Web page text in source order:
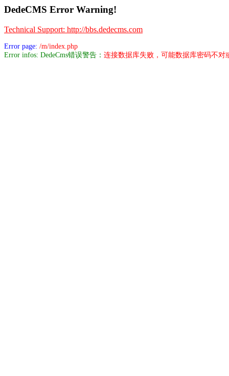
DedeCMS Error Warning!
Technical Support: http://bbs.dedecms.com
Error page: /m/index.php
Error infos: DedeCms错误警告： 连接数据库失败，可能数据库密码不对